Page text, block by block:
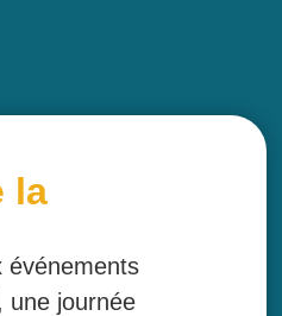
la
événements
une journée